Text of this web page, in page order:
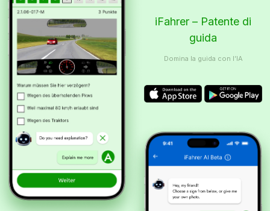
iFahrer – Patente di
guida
Domina la guida con l’IA